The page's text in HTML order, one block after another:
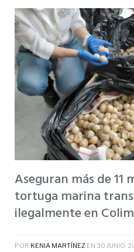
Aseguran más de 11
tortuga marina
ilegalmente en
POR KENIA MARTÍNEZ EN 30 JUNIO,